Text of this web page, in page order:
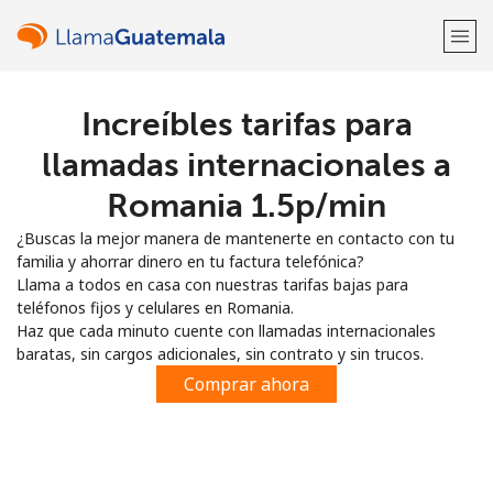
¡Bienvenido!
Regístrate con
o
Increíbles tarifas para
llamadas internacionales a
Romania ⁦1.5p⁩/min
¿Buscas la mejor manera de mantenerte en contacto con tu
familia y ahorrar dinero en tu factura telefónica?
Llama a todos en casa con nuestras tarifas bajas para
teléfonos fijos y celulares en Romania.
Haz que cada minuto cuente con llamadas internacionales
baratas, sin cargos adicionales, sin contrato y sin trucos.
Comprar ahora